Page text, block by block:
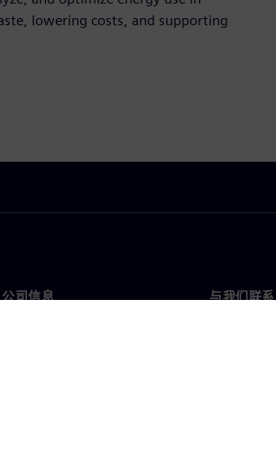
lowering costs, and supporting
公司信息 与我们联系